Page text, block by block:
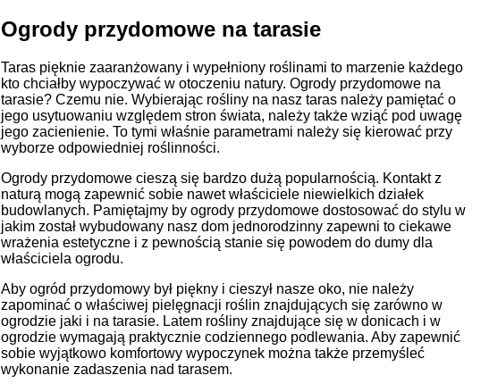
Ogrody przydomowe na tarasie
Taras pięknie zaaranżowany i wypełniony roślinami to marzenie każdego
kto chciałby wypoczywać w otoczeniu natury. Ogrody przydomowe na
tarasie? Czemu nie. Wybierając rośliny na nasz taras należy pamiętać o
jego usytuowaniu względem stron świata, należy także wziąć pod uwagę
jego zacienienie. To tymi właśnie parametrami należy się kierować przy
wyborze odpowiedniej roślinności.
Ogrody przydomowe cieszą się bardzo dużą popularnością. Kontakt z
naturą mogą zapewnić sobie nawet właściciele niewielkich działek
budowlanych. Pamiętajmy by ogrody przydomowe dostosować do stylu w
jakim został wybudowany nasz dom jednorodzinny zapewni to ciekawe
wrażenia estetyczne i z pewnością stanie się powodem do dumy dla
właściciela ogrodu.
Aby ogród przydomowy był piękny i cieszył nasze oko, nie należy
zapominać o właściwej pielęgnacji roślin znajdujących się zarówno w
ogrodzie jaki i na tarasie. Latem rośliny znajdujące się w donicach i w
ogrodzie wymagają praktycznie codziennego podlewania. Aby zapewnić
sobie wyjątkowo komfortowy wypoczynek można także przemyśleć
wykonanie zadaszenia nad tarasem.